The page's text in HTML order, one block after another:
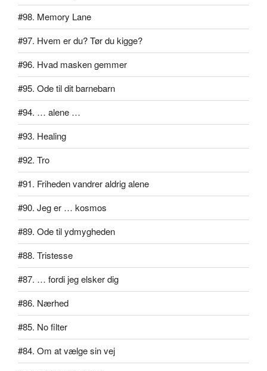
#98. Memory Lane
#97. Hvem er du? Tør du kigge?
#96. Hvad masken gemmer
#95. Ode til dit barnebarn
#94. … alene …
#93. Healing
#92. Tro
#91. Friheden vandrer aldrig alene
#90. Jeg er … kosmos
#89. Ode til ydmygheden
#88. Tristesse
#87. … fordi jeg elsker dig
#86. Nærhed
#85. No filter
#84. Om at vælge sin vej